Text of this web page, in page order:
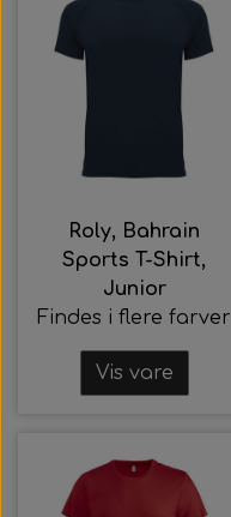
Roly, Bahrain
Sports T-Shirt,
Junior
Findes i flere farver
Vis vare